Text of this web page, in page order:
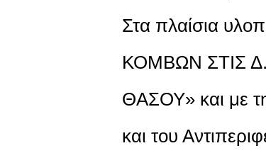
Στα πλαίσια
ΚΟΜΒΩΝ ΣΤΙΣ
ΘΑΣΟΥ» και με
και του